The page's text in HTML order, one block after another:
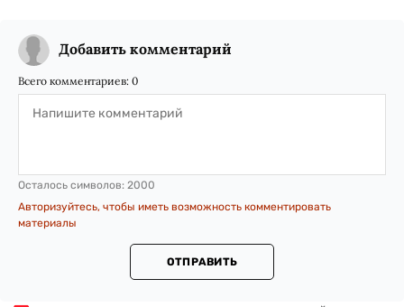
Добавить комментарий
Всего комментариев: 0
Осталось символов: 2000
Авторизуйтесь, чтобы иметь возможность комментировать
материалы
ОТПРАВИТЬ